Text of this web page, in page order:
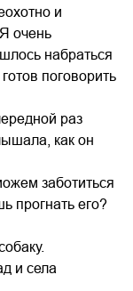
и
очень
набраться
поговорить
раз
как он
заботиться
прогнать его?
и села